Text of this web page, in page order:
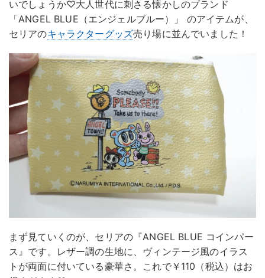
いでしょうか♡大人世代に刺さる懐かしのブランド
「ANGEL BLUE（エンジェルブルー）」 のアイテムが、
セリアのキャラクターグッズ売り場に並んでいました！
まず見ていくのが、セリアの『ANGEL BLUE コインパー
ス』です。レザー調の生地に、ヴィンテージ風のイラス
トが両面に付いている豪華さ。これで￥110（税込）はお